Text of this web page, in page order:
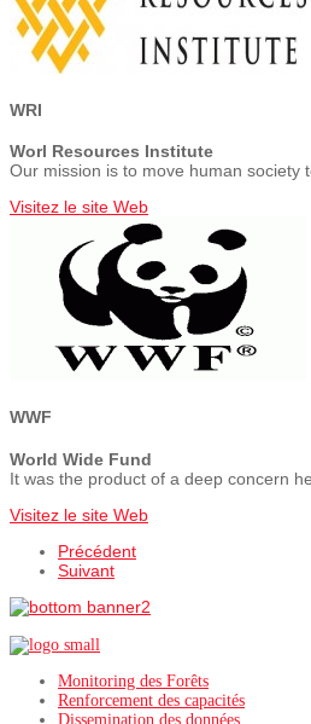
WRI
Worl Resources Institute
Our mission is to move human society
Visitez le site Web
WWF
World Wide Fund
It was the product of a deep concern
Visitez le site Web
Précédent
Suivant
Monitoring des Forêts
Renforcement des capacités
Dissemination des données